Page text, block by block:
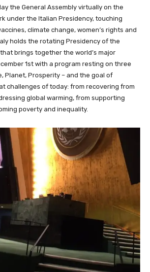
the General Assembly virtually on the
under the Italian Presidency, touching
climate change, women’s rights and
holds the rotating Presidency of the
brings together the world’s major
1st with a program resting on three
Planet, Prosperity – and the goal of
challenges of today: from recovering from
global warming, from supporting
poverty and inequality.